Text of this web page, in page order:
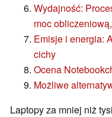
Wydajność:
moc
Emisje i energia:
cichy
Ocena
Możliwe
Laptopy za mniej niż